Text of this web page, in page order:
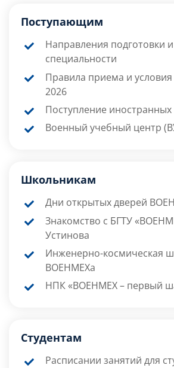
Поступающим
Направления подготовки и
специальности
Правила приема и
2026
Поступление
Военный учебный центр
Школьникам
Дни открытых дверей
Знакомство с БГТУ
Устинова
Инженерно-космическая
ВОЕНМЕХа
НПК «ВОЕНМЕХ – первый
Студентам
Расписании занятий для